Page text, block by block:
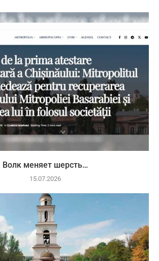
Волк меняет шерсть…
15.07.2026